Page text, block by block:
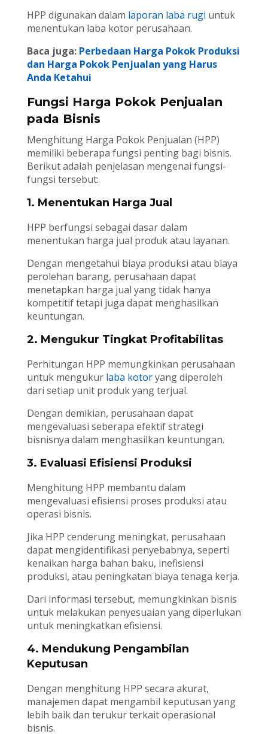
HPP digunakan dalam laporan laba rugi untuk
menentukan laba kotor perusahaan.
Baca juga: Perbedaan Harga Pokok Produksi
dan Harga Pokok Penjualan yang Harus
Anda Ketahui
Fungsi Harga Pokok Penjualan
pada Bisnis
Menghitung Harga Pokok Penjualan (HPP)
memiliki beberapa fungsi penting bagi bisnis.
Berikut adalah penjelasan mengenai fungsi-
fungsi tersebut:
1. Menentukan Harga Jual
HPP berfungsi sebagai dasar dalam
menentukan harga jual produk atau layanan.
Dengan mengetahui biaya produksi atau biaya
perolehan barang, perusahaan dapat
menetapkan harga jual yang tidak hanya
kompetitif tetapi juga dapat menghasilkan
keuntungan.
2. Mengukur Tingkat Profitabilitas
Perhitungan HPP memungkinkan perusahaan
untuk mengukur laba kotoryang diperoleh
dari setiap unit produk yang terjual.
Dengan demikian, perusahaan dapat
mengevaluasi seberapa efektif strategi
bisnisnya dalam menghasilkan keuntungan.
3. Evaluasi Efisiensi Produksi
Menghitung HPP membantu dalam
mengevaluasi efisiensi proses produksi atau
operasi bisnis.
Jika HPP cenderung meningkat, perusahaan
dapat mengidentifikasi penyebabnya, seperti
kenaikan harga bahan baku, inefisiensi
produksi, atau peningkatan biaya tenaga kerja.
Dari informasi tersebut, memungkinkan bisnis
untuk melakukan penyesuaian yang diperlukan
untuk meningkatkan efisiensi.
4. Mendukung Pengambilan
Keputusan
Dengan menghitung HPP secara akurat,
manajemen dapat mengambil keputusan yang
lebih baik dan terukur terkait operasional
bisnis.